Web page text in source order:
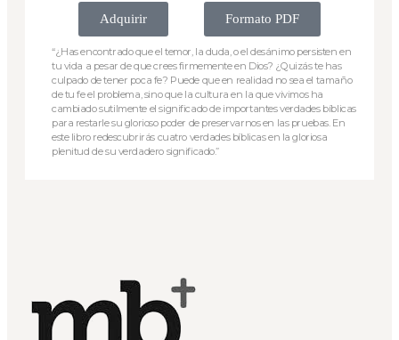
Adquirir Formato PDF
“¿Has encontrado que el temor, la duda, o el desánimo persisten en
tu vida a pesar de que crees firmemente en Dios? ¿Quizás te has
culpado de tener poca fe? Puede que en realidad no sea el tamaño
de tu fe el problema, sino que la cultura en la que vivimos ha
cambiado sutilmente el significado de importantes verdades bíblicas
para restarle su glorioso poder de preservarnos en las pruebas. En
este libro redescubrirás cuatro verdades bíblicas en la gloriosa
plenitud de su verdadero significado.”